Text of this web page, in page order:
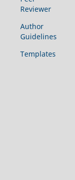
Reviewer
Author
Guidelines
Templates